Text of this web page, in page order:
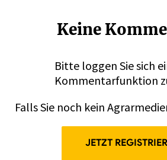
Keine
Bitte loggen Sie sich
Kommentarfunktion
Falls Sie noch kein
JETZT